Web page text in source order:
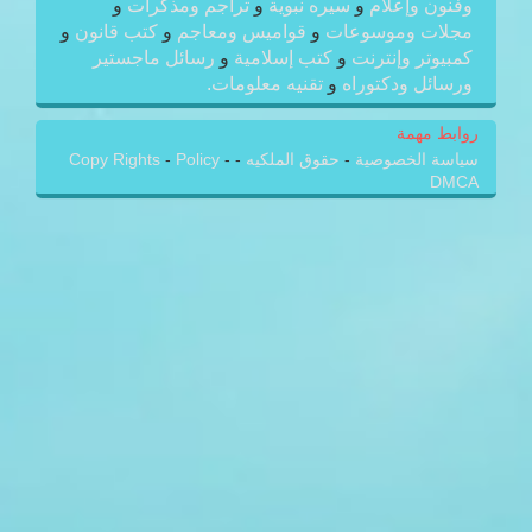
وفنون وإعلام و سيره نبوية و تراجم ومذكرات و
مجلات وموسوعات و قواميس ومعاجم و كتب قانون و
كمبيوتر وإنترنت و كتب إسلامية و رسائل ماجستير
ورسائل ودكتوراه و تقنيه معلومات.
روابط مهمة
سياسة الخصوصية - حقوق الملكيه -
Copy Rights - Policy -
DMCA